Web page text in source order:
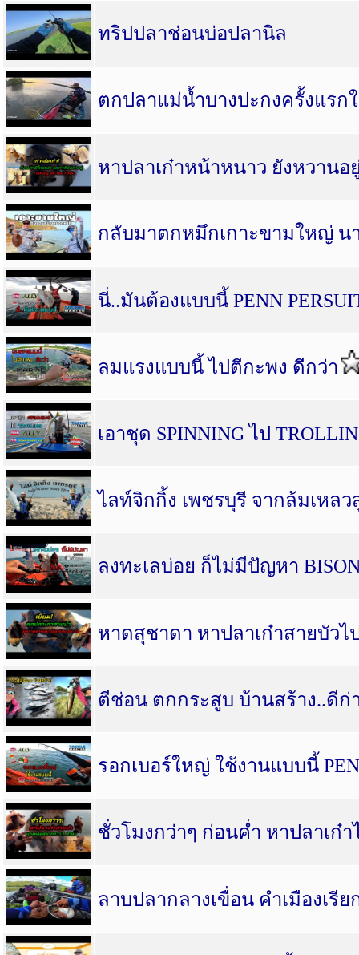
ทริปปลาช่อนบ่อปลานิล
ตกปลาแม่น้ำบางปะกงครั้งแรก
หาปลาเก๋าหน้าหนาว ยังหวานอ
กลับมาตกหมึกเกาะขามใหญ่ น
นี่..มันต้องแบบนี้ PENN
ลมแรงแบบนี้ ไปตีกะพง ดีกว่า
เอาชุด SPINNING ไป
ไลท์จิกกิ้ง เพชรบุรี จากล้มเหลว
ลงทะเลบ่อย ก็ไม่มีปัญหา
หาดสุชาดา หาปลาเก๋าสายบัว
ตีช่อน ตกกระสูบ บ้านสร้าง..ดีก่
รอกเบอร์ใหญ่ ใช้งานแบบนี้
ชั่วโมงกว่าๆ ก่อนค่ำ หาปลาเก๋
ลาบปลากลางเขื่อน คำเมืองเรี